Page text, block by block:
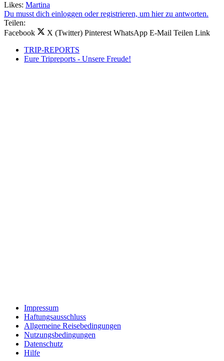
Likes: Martina
Du musst dich einloggen oder registrieren, um hier zu antworten.
Teilen:
Facebook
X (Twitter) Pinterest WhatsApp E-Mail Teilen Link
TRIP-REPORTS
Eure Tripreports - Unsere Freude!
Impressum
Haftungsausschluss
Allgemeine Reisebedingungen
Nutzungsbedingungen
Datenschutz
Hilfe